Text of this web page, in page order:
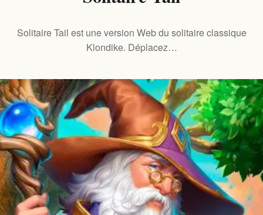
Solitaire Tail est une version Web du solitaire classique
Klondike. Déplacez…